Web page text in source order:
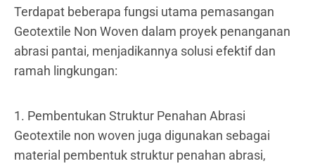
Terdapat beberapa fungsi utama pemasangan
Geotextile Non Woven dalam proyek penanganan
abrasi pantai, menjadikannya solusi efektif dan
ramah lingkungan:
1. Pembentukan Struktur Penahan Abrasi
Geotextile non woven juga digunakan sebagai
material pembentuk struktur penahan abrasi,